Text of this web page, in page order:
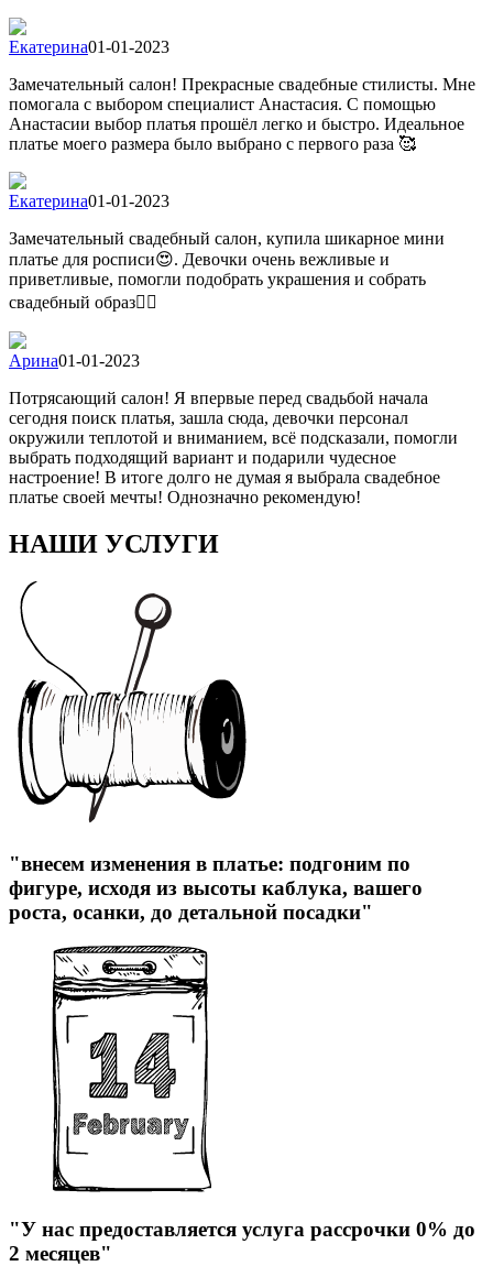
Екатерина01-01-2023
Замечательный салон! Прекрасные свадебные стилисты. Мне
помогала с выбором специалист Анастасия. С помощью
Анастасии выбор платья прошёл легко и быстро. Идеальное
платье моего размера было выбрано с первого раза 🥰
Екатерина01-01-2023
Замечательный свадебный салон, купила шикарное мини
платье для росписи😍. Девочки очень вежливые и
приветливые, помогли подобрать украшения и собрать
свадебный образ👍🏻
Арина01-01-2023
Потрясающий салон! Я впервые перед свадьбой начала
сегодня поиск платья, зашла сюда, девочки персонал
окружили теплотой и вниманием, всё подсказали, помогли
выбрать подходящий вариант и подарили чудесное
настроение! В итоге долго не думая я выбрала свадебное
платье своей мечты! Однозначно рекомендую!
НАШИ УСЛУГИ
"внесем изменения в платье: подгоним по
фигуре, исходя из высоты каблука, вашего
роста, осанки, до детальной посадки"
"У нас предоставляется услуга рассрочки 0% до
2 месяцев"